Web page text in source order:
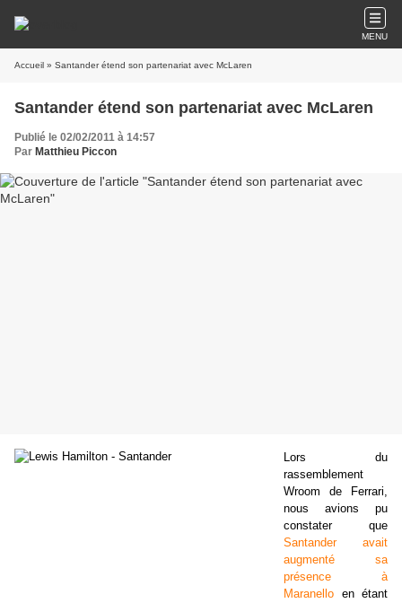
MENU
Accueil » Santander étend son partenariat avec McLaren
Santander étend son partenariat avec McLaren
Publié le 02/02/2011 à 14:57
Par Matthieu Piccon
Lors du
rassemblement
Wroom de Ferrari,
nous avions pu
constater que
Santander avait
augmenté sa
présence à
Maranello en étant